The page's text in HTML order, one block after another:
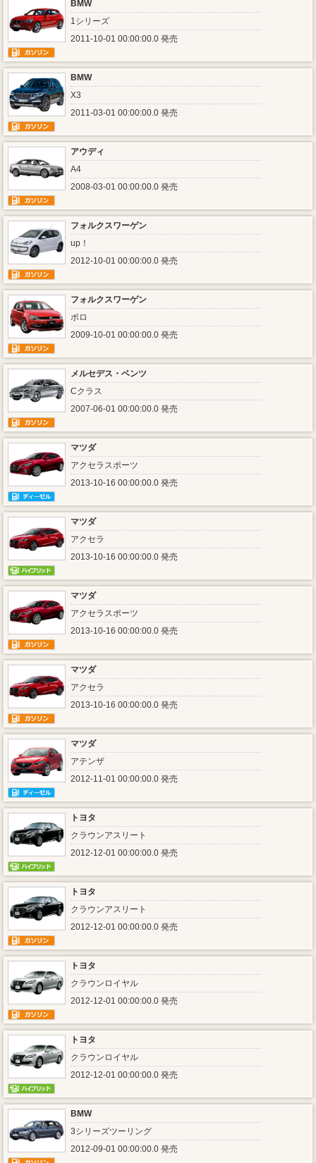
BMW
1シリーズ
2011-10-01 00:00:00.0 発売
BMW
X3
2011-03-01 00:00:00.0 発売
アウディ
A4
2008-03-01 00:00:00.0 発売
フォルクスワーゲン
up！
2012-10-01 00:00:00.0 発売
フォルクスワーゲン
ポロ
2009-10-01 00:00:00.0 発売
メルセデス・ベンツ
Cクラス
2007-06-01 00:00:00.0 発売
マツダ
アクセラスポーツ
2013-10-16 00:00:00.0 発売
マツダ
アクセラ
2013-10-16 00:00:00.0 発売
マツダ
アクセラスポーツ
2013-10-16 00:00:00.0 発売
マツダ
アクセラ
2013-10-16 00:00:00.0 発売
マツダ
アテンザ
2012-11-01 00:00:00.0 発売
トヨタ
クラウンアスリート
2012-12-01 00:00:00.0 発売
トヨタ
クラウンアスリート
2012-12-01 00:00:00.0 発売
トヨタ
クラウンロイヤル
2012-12-01 00:00:00.0 発売
トヨタ
クラウンロイヤル
2012-12-01 00:00:00.0 発売
BMW
3シリーズツーリング
2012-09-01 00:00:00.0 発売